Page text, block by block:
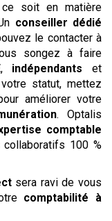
ce soit en matière
conseiller dédié
le contacter à
songez à faire
, indépendants et
statut, mettez
améliorer votre
. Optalis
comptable
collaboratifs 100 %
sera ravi de vous
comptabilité à